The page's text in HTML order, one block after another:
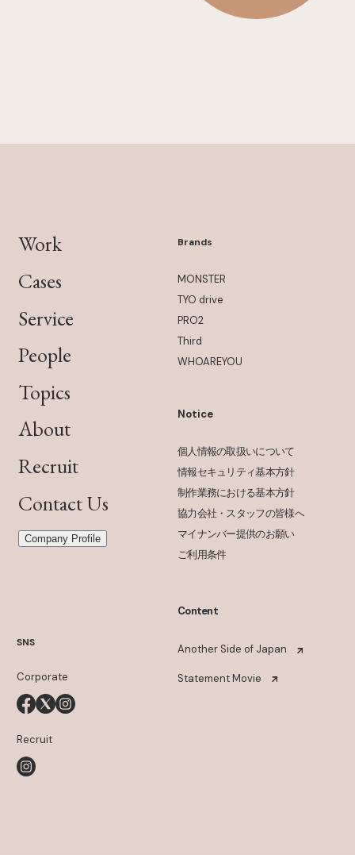
Work
Cases
Service
People
Topics
About
Recruit
Contact Us
Company Profile
Brands
MONSTER
TYO drive
PRO2
Third
WHOAREYOU
SNS
Corporate
Recruit
Notice
個人情報の取扱いについて
情報セキュリティ基本方針
制作業務における基本方針
協力会社・スタッフの皆様へ
マイナンバー提供のお願い
ご利用条件
Content
Another Side of Japan
Statement Movie